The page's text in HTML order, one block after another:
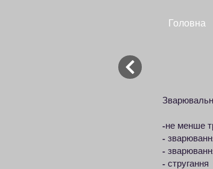
Головна
-не менше
-
-
- стругання